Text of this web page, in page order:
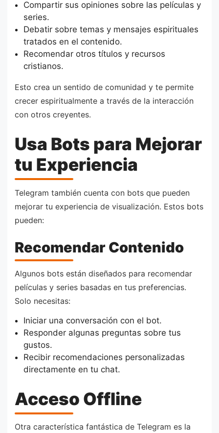
Compartir sus opiniones sobre las películas y
series.
Debatir sobre temas y mensajes espirituales
tratados en el contenido.
Recomendar otros títulos y recursos
cristianos.
Esto crea un sentido de comunidad y te permite
crecer espiritualmente a través de la interacción
con otros creyentes.
Usa Bots para Mejorar
tu Experiencia
Telegram también cuenta con bots que pueden
mejorar tu experiencia de visualización. Estos bots
pueden:
Recomendar Contenido
Algunos bots están diseñados para recomendar
películas y series basadas en tus preferencias.
Solo necesitas:
Iniciar una conversación con el bot.
Responder algunas preguntas sobre tus
gustos.
Recibir recomendaciones personalizadas
directamente en tu chat.
Acceso Offline
Otra característica fantástica de Telegram es la